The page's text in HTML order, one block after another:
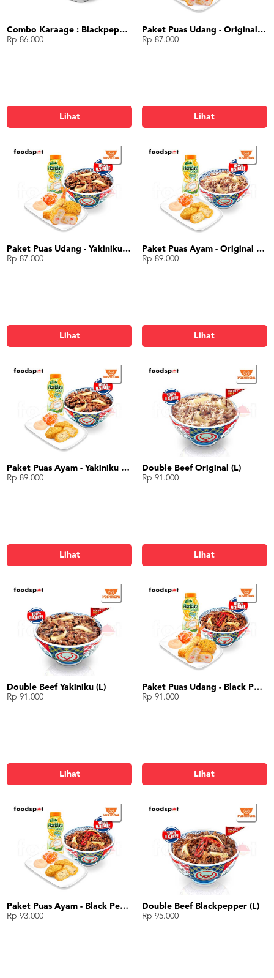
Combo Karaage : Blackpepper Beef + Karaage + Spinach
Rp 86.000
Lihat
Paket Puas Udang - Original Beef Paket Puas (R)
Rp 87.000
Lihat
Paket Puas Udang - Yakiniku Beef Paket Puas (R)
Rp 87.000
Lihat
Paket Puas Ayam - Original Beef Paket Puas (L)
Rp 89.000
Lihat
Paket Puas Ayam - Yakiniku Beef Paket Puas (L)
Rp 89.000
Lihat
Double Beef Original (L)
Rp 91.000
Lihat
Double Beef Yakiniku (L)
Rp 91.000
Lihat
Paket Puas Udang - Black Pepper Beef Paket Puas (R)
Rp 91.000
Lihat
Paket Puas Ayam - Black Pepper Beef Paket Puas (L)
Rp 93.000
Double Beef Blackpepper (L)
Rp 95.000